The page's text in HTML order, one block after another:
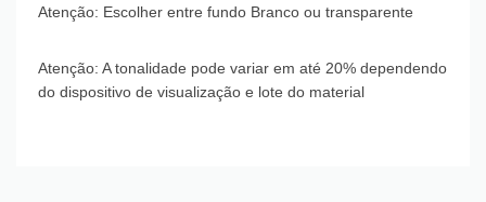
Atenção: Escolher entre fundo Branco ou transparente
Atenção: A tonalidade pode variar em até 20% dependendo
do dispositivo de visualização e lote do material